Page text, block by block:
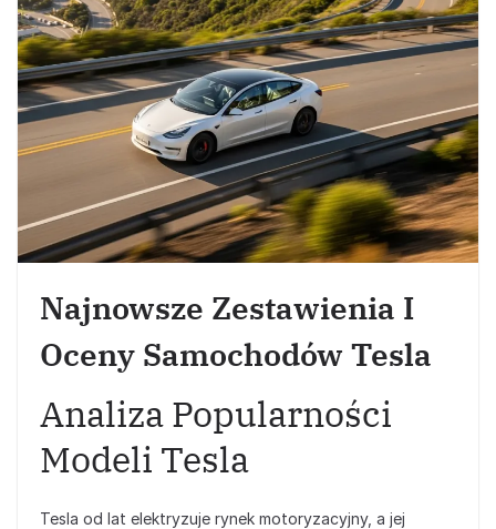
Najnowsze Zestawienia I
Oceny Samochodów Tesla
Analiza Popularności
Modeli Tesla
Tesla od lat elektryzuje rynek motoryzacyjny, a jej